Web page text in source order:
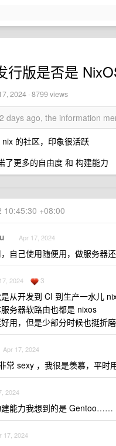
行版是否是
2024 · 8799 views
days ago, the information
的社区，印象很活跃
了更多的自由度 和 构建能力
10:45:30 +08:00
Apr 17, 2024
自己使用随便用，做服务器
2024 3
从开发到 CI 到生产一水儿
务器软路由也都是 nixos
用，但是少部分时候也挺折
Apr 17, 2024
常 sexy ，我很是羡慕，平时
2024
建能力我想到的是 Gentoo……
17, 2024